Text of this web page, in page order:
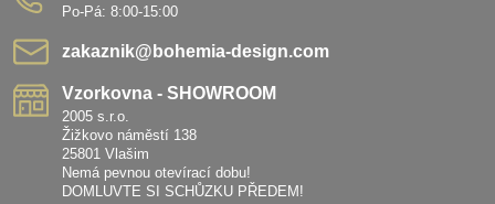
Po-Pá: 8:00-15:00
zakaznik​@bohemia-design​.com
Vzorkovna - SHOWROOM
2005 s.r.o.
Žižkovo náměstí 138
25801 Vlašim
Nemá pevnou otevírací dobu!
DOMLUVTE SI SCHŮZKU PŘEDEM!